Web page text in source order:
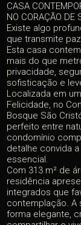
CASA
NO CORAÇÃO DE
Existe algo
que transmite
Esta casa
mais do que
privacidade,
sofisticação e
Localizada em
Felicidade, no
Bosque São
perfeito entre
condomínio
detalhe convida
essencial.
Com 313 m² de
residência
integrados que
contemplação. A
forma elegante,